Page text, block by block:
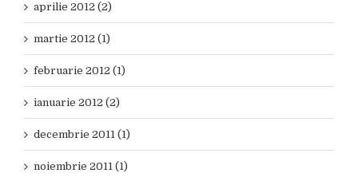
aprilie 2012 (2)
martie 2012 (1)
februarie 2012 (1)
ianuarie 2012 (2)
decembrie 2011 (1)
noiembrie 2011 (1)